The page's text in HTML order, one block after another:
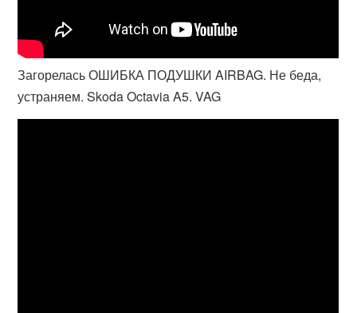
Загорелась ОШИБКА ПОДУШКИ AIRBAG. Не беда,
устраняем. Skoda Octavia A5. VAG